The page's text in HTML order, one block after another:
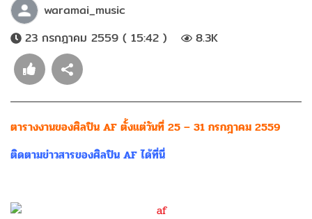
waramai_music
23 กรกฎาคม 2559 ( 15:42 )
8.3K
ตารางงานของศิลปิน AF ตั้งแต่วันที่ 25 – 31 กรกฎาคม 2559
ติดตามข่าวสารของศิลปิน AF ได้ที่นี่